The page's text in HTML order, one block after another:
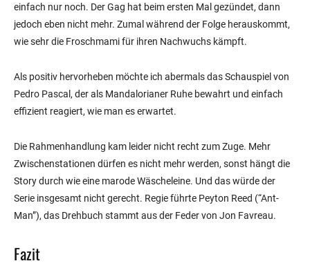
einfach nur noch. Der Gag hat beim ersten Mal gezündet, dann
jedoch eben nicht mehr. Zumal während der Folge herauskommt,
wie sehr die Froschmami für ihren Nachwuchs kämpft.
Als positiv hervorheben möchte ich abermals das Schauspiel von
Pedro Pascal, der als Mandalorianer Ruhe bewahrt und einfach
effizient reagiert, wie man es erwartet.
Die Rahmenhandlung kam leider nicht recht zum Zuge. Mehr
Zwischenstationen dürfen es nicht mehr werden, sonst hängt die
Story durch wie eine marode Wäscheleine. Und das würde der
Serie insgesamt nicht gerecht. Regie führte Peyton Reed (“Ant-
Man”), das Drehbuch stammt aus der Feder von Jon Favreau.
Fazit